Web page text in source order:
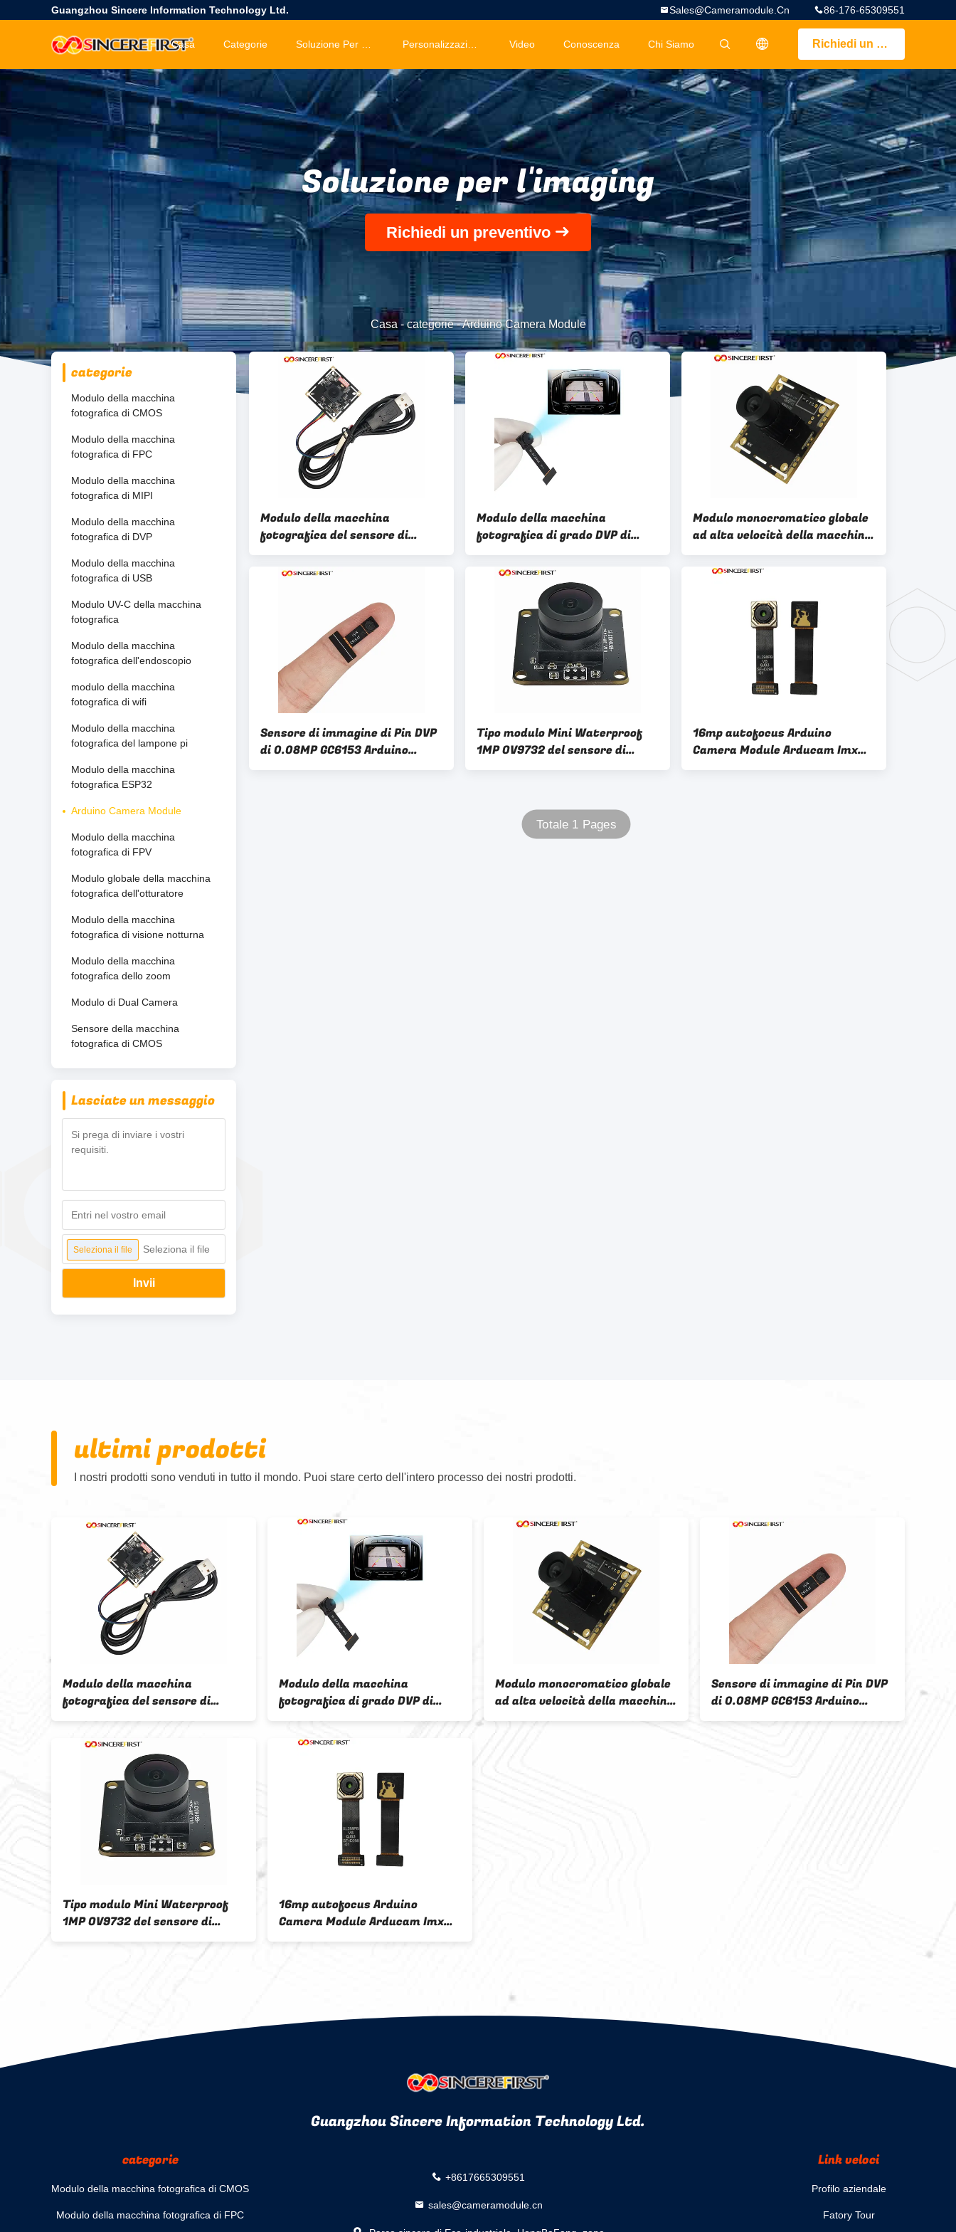
Guangzhou Sincere Information Technology Ltd. 86-176-65309551
Sales@cameramodule.cn
Richiedi un preventivo
描述
Casa Categorie Video Conoscenza Chi Siamo
Soluzione per l'imaging
Richiedi un preventivo
Casa-categorie-Arduino Camera Module
categorie
Modulo della macchina
fotografica di CMOS
Modulo della macchina
fotografica di FPC
Modulo della macchina
fotografica di MIPI
Modulo della macchina
fotografica di DVP
Modulo della macchina
fotografica di USB
Modulo UV-C della macchina
fotografica
Modulo della macchina
fotografica dell'endoscopio
modulo della macchina
fotografica di wifi
Modulo della macchina
fotografica del lampone pi
Modulo della macchina
fotografica ESP32
Arduino Camera Module
Modulo della macchina
fotografica di FPV
Modulo globale della macchina
fotografica dell'otturatore
Modulo della macchina
fotografica di visione notturna
Modulo della macchina
fotografica dello zoom
Modulo di Dual Camera
Sensore della macchina
fotografica di CMOS
Lasciate un messaggio
Seleziona il file Seleziona il file
Invii
Modulo della macchina
fotografica del sensore di
immagine di USB Arduino
Camera Module 2mp Cmos
Modulo della macchina
fotografica di grado DVP di
ESP32 OV2640 2MP Arduino
Camera Module 65
Modulo monocromatico globale
ad alta velocità della macchina
fotografica del sensore del
modulo 1mp della macchina
Sensore di immagine di Pin DVP
di 0.08MP GC6153 Arduino
Camera Module FOV62° 24
Tipo modulo Mini Waterproof
1MP OV9732 del sensore di
immagine di Hd della macchina
16mp autofocus Arduino
Camera Module Arducam Imx
298 1/2.8" CMOS
Totale 1 Pages
ultimi prodotti
I nostri prodotti sono venduti in tutto il mondo. Puoi stare certo dell'intero processo dei nostri prodotti.
Modulo della macchina
fotografica del sensore di
immagine di USB Arduino
Modulo della macchina
fotografica di grado DVP di
ESP32 OV2640 2MP Arduino
Camera Module 65
Modulo monocromatico globale
ad alta velocità della macchina
fotografica del sensore del
Sensore di immagine di Pin DVP
di 0.08MP GC6153 Arduino
Camera Module FOV62° 24
Tipo modulo Mini Waterproof
1MP OV9732 del sensore di
immagine di Hd della macchina
16mp autofocus Arduino
Camera Module Arducam Imx
298 1/2.8" CMOS
Guangzhou Sincere Information Technology Ltd.
categorie
Modulo della macchina fotografica di CMOS
Modulo della macchina fotografica di FPC
+8617665309551
sales@cameramodule.cn
Link veloci
Profilo aziendale
Fatory Tour